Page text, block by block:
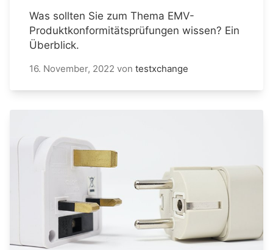
Was sollten Sie zum Thema EMV-
Produktkonformitätsprüfungen wissen? Ein
Überblick.
16. November, 2022 von testxchange